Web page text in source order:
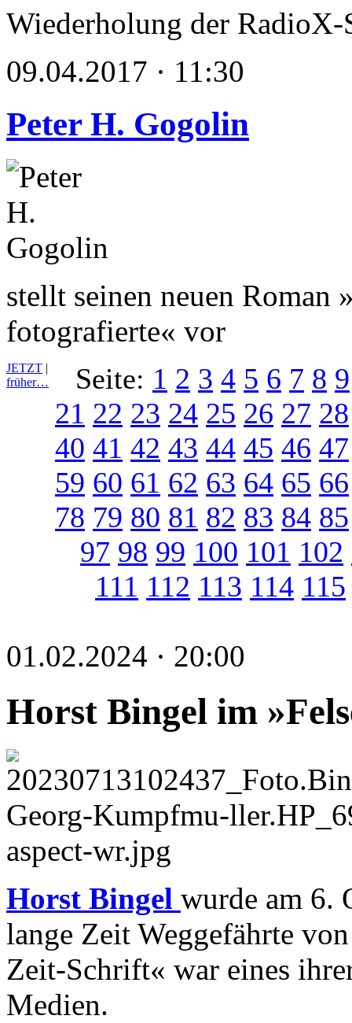
Wiederholung der
09.04.2017 · 11:30
Peter H. Gogolin
stellt seinen neuen Roman
fotografierte« vor
JETZT |
früher…
Seite: 1 2 3 4 5 6 7 8 9
21 22 23 24 25 26 27 28
40 41 42 43 44 45 46 47
59 60 61 62 63 64 65 66
78 79 80 81 82 83 84 85
97 98 99 100 101 102
111 112 113 114 115
01.02.2024 · 20:00
Horst Bingel im
Horst Bingel wurde am 6.
lange Zeit Weggefährte
Zeit-Schrift« war eines
Medien.